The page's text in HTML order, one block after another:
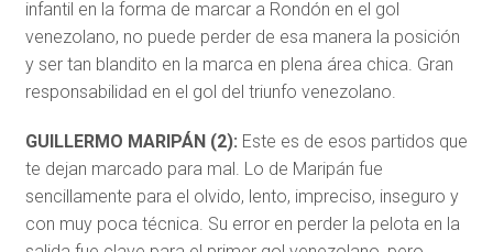
infantil en la forma de marcar a Rondón en el gol
venezolano, no puede perder de esa manera la posición
y ser tan blandito en la marca en plena área chica. Gran
responsabilidad en el gol del triunfo venezolano.
GUILLERMO MARIPÁN (2): Este es de esos partidos que
te dejan marcado para mal. Lo de Maripán fue
sencillamente para el olvido, lento, impreciso, inseguro y
con muy poca técnica. Su error en perder la pelota en la